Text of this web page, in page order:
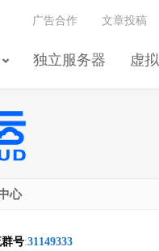
独立服务器 虚
广告合作 文章投稿
心
号:31149333